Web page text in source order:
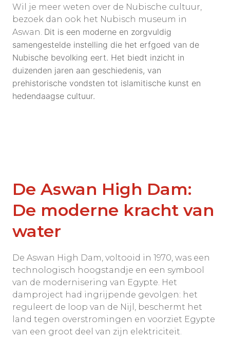
Wil je meer weten over de Nubische cultuur,
bezoek dan ook het Nubisch museum in
Aswan. Dit is een moderne en zorgvuldig
samengestelde instelling die het erfgoed van de
Nubische bevolking eert. Het biedt inzicht in
duizenden jaren aan geschiedenis, van
prehistorische vondsten tot islamitische kunst en
hedendaagse cultuur.
De Aswan High Dam:
De moderne kracht van
water
De Aswan High Dam, voltooid in 1970, was een
technologisch hoogstandje en een symbool
van de modernisering van Egypte. Het
damproject had ingrijpende gevolgen: het
reguleert de loop van de Nijl, beschermt het
land tegen overstromingen en voorziet Egypte
van een groot deel van zijn elektriciteit.